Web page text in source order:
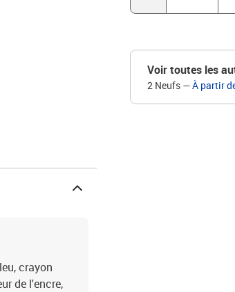
Voir toutes les
2 Neufs —À partir
crayon
de l'encre,